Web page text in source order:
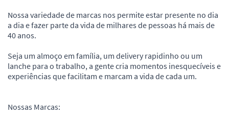
Nossa variedade de marcas nos permite estar presente no dia
a dia e fazer parte da vida de milhares de pessoas há mais de
40 anos.
Seja um almoço em família, um delivery rapidinho ou um
lanche para o trabalho, a gente cria momentos inesquecíveis e
experiências que facilitam e marcam a vida de cada um.
Nossas Marcas: